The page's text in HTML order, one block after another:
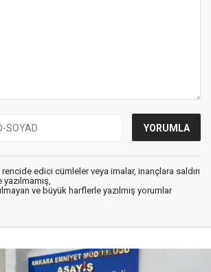
edici cümleler veya imalar, inançlara saldırı
ve büyük harflerle yazılmış yorumlar